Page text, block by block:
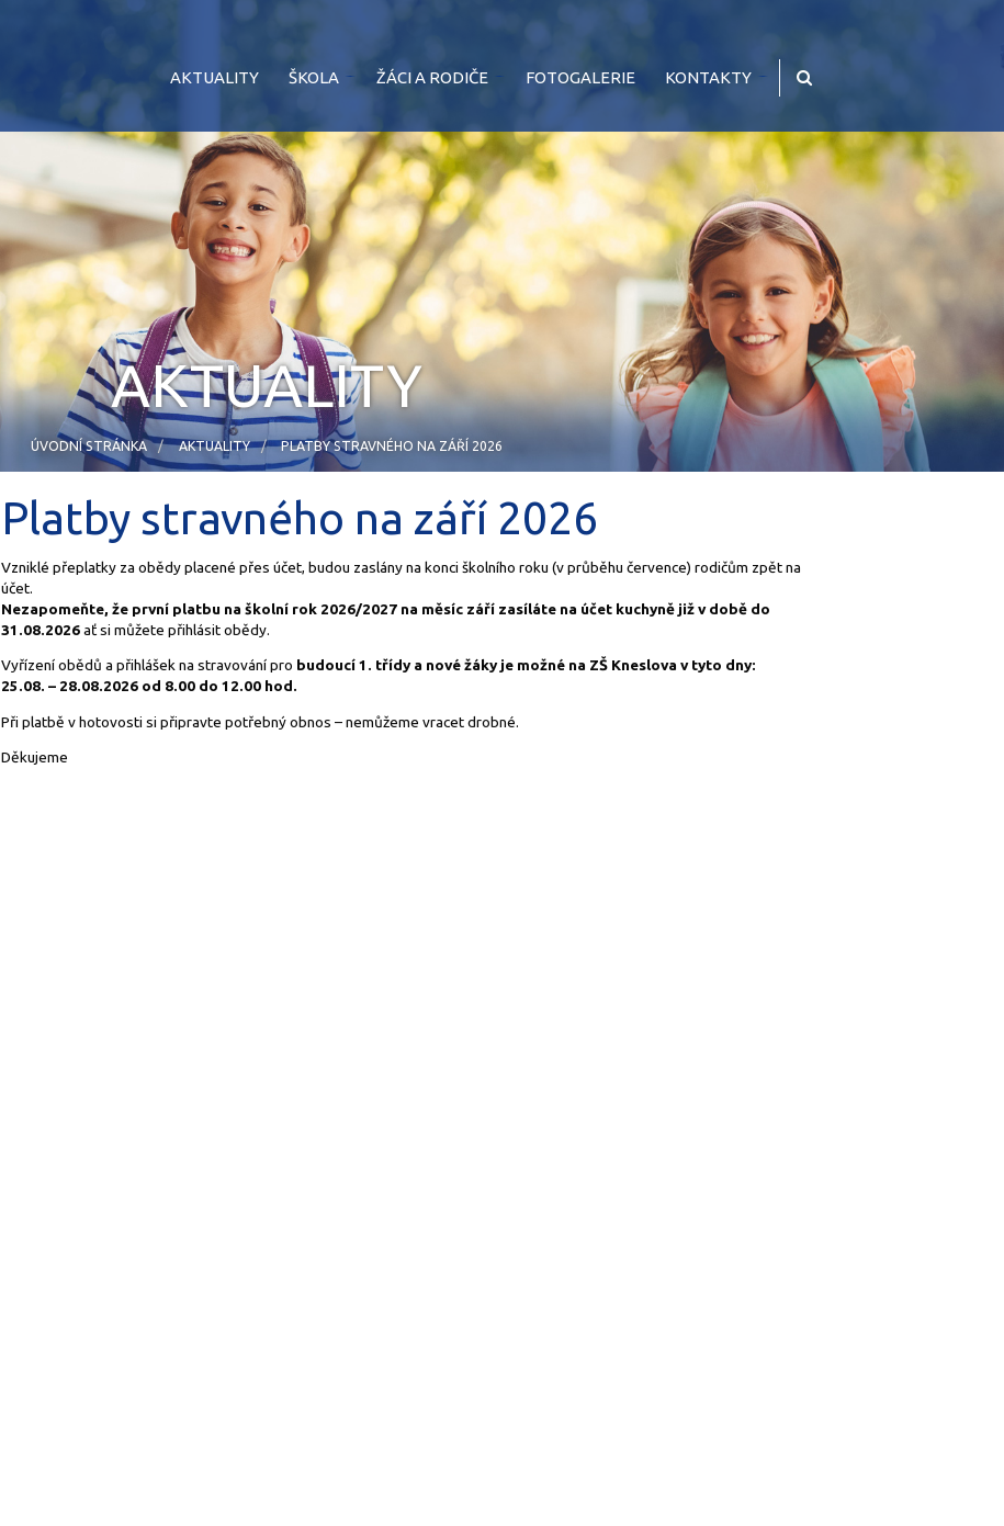
AKTUALITY ŠKOLA ŽÁCI A RODIČE FOTOGALERIE KONTAKTY
AKTUALITY
ÚVODNÍ STRÁNKA AKTUALITY PLATBY STRAVNÉHO NA ZÁŘÍ 2026
Platby stravného na září 2026
Vzniklé přeplatky za obědy placené přes účet, budou zaslány na konci školního roku (v průběhu července) rodičům zpět na
účet.
Nezapomeňte, že první platbu na školní rok 2026/2027 na měsíc září zasíláte na účet kuchyně již v době do
31.08.2026ať si můžete přihlásit obědy.
Vyřízení obědů a přihlášek na stravování pro budoucí 1. třídy a nové žáky je možné na ZŠ Kneslova v tyto dny:
25.08. – 28.08.2026 od 8.00 do 12.00 hod.
Při platbě v hotovosti si připravte potřebný obnos – nemůžeme vracet drobné.
Děkujeme